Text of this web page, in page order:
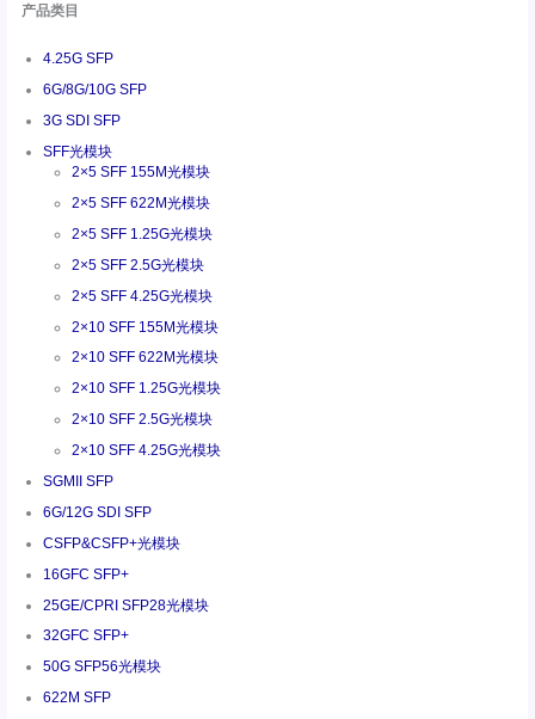
产品类目
4.25G SFP
6G/8G/10G SFP
3G SDI SFP
SFF光模块
2×5 SFF 155M光模块
2×5 SFF 622M光模块
2×5 SFF 1.25G光模块
2×5 SFF 2.5G光模块
2×5 SFF 4.25G光模块
2×10 SFF 155M光模块
2×10 SFF 622M光模块
2×10 SFF 1.25G光模块
2×10 SFF 2.5G光模块
2×10 SFF 4.25G光模块
SGMII SFP
6G/12G SDI SFP
CSFP&CSFP+光模块
16GFC SFP+
25GE/CPRI SFP28光模块
32GFC SFP+
50G SFP56光模块
622M SFP